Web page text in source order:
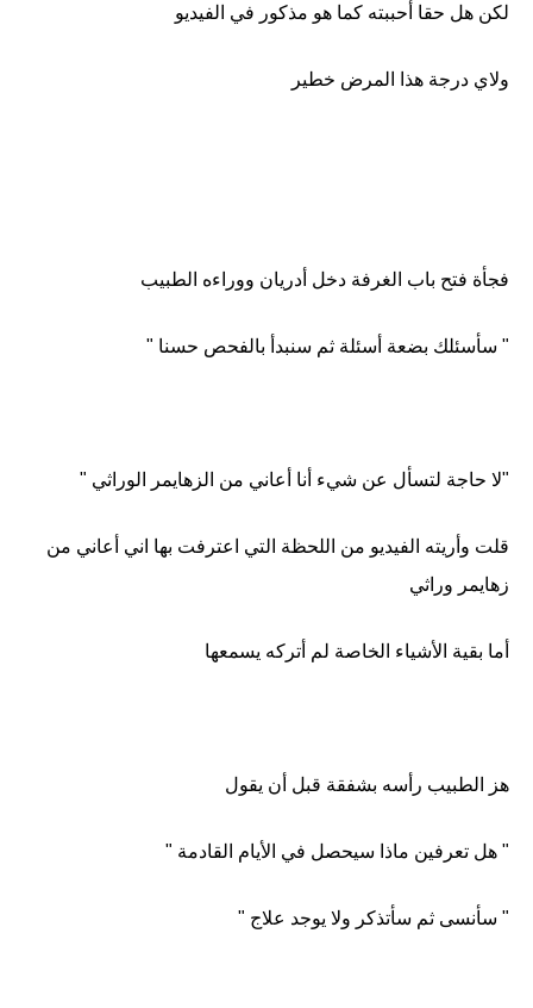
لكن هل حقا أحببته كما هو مذكور في الفيديو
ولاي درجة هذا المرض خطير
فجأة فتح باب الغرفة دخل أدريان ووراءه الطبيب
" سأسئلك بضعة أسئلة ثم سنبدأ بالفحص حسنا "
"لا حاجة لتسأل عن شيء أنا أعاني من الزهايمر الوراثي "
قلت وأريته الفيديو من اللحظة التي اعترفت بها اني أعاني من
زهايمر وراثي
أما بقية الأشياء الخاصة لم أتركه يسمعها
هز الطبيب رأسه بشفقة قبل أن يقول
" هل تعرفين ماذا سيحصل في الأيام القادمة "
" سأنسى ثم سأتذكر ولا يوجد علاج "